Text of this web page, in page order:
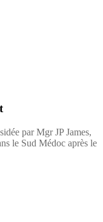
par Mgr JP James,
le Sud Médoc après le